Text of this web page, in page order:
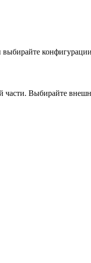
выбирайте
части. Выбирайте